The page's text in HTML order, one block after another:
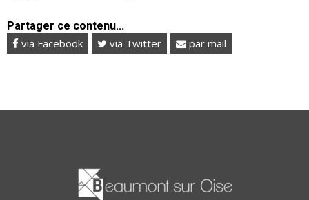
Partager ce contenu...
via Facebook via Twitter par mail